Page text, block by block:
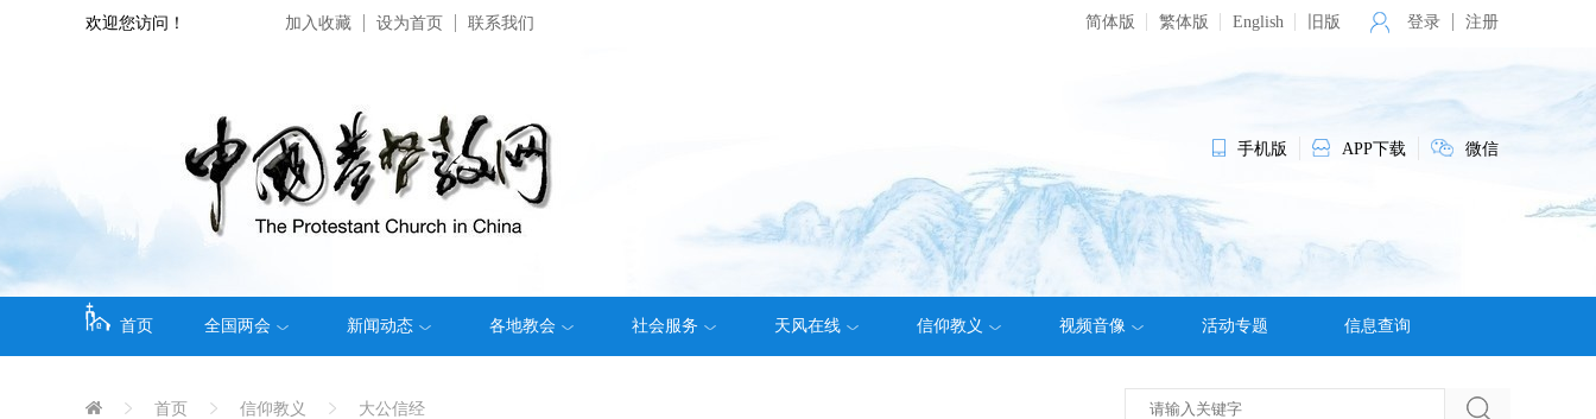
欢迎您访问！ 加入收藏 设为首页 联系我们 简体版 繁体版 English 旧版 登录 注册
手机版 APP下载 微信
首页 全国两会 新闻动态 各地教会 社会服务 天风在线 信仰教义 视频音像 活动专题 信息查询
首页 信仰教义 大公信经